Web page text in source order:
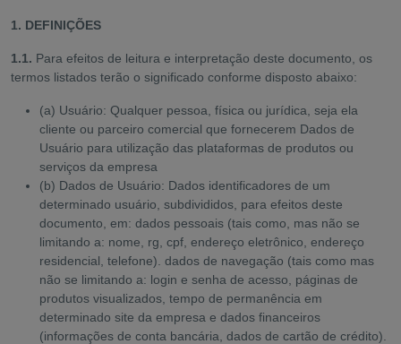
1. DEFINIÇÕES
1.1. Para efeitos de leitura e interpretação deste documento, os
termos listados terão o significado conforme disposto abaixo:
(a) Usuário: Qualquer pessoa, física ou jurídica, seja ela
cliente ou parceiro comercial que fornecerem Dados de
Usuário para utilização das plataformas de produtos ou
serviços da empresa
(b) Dados de Usuário: Dados identificadores de um
determinado usuário, subdivididos, para efeitos deste
documento, em: dados pessoais (tais como, mas não se
limitando a: nome, rg, cpf, endereço eletrônico, endereço
residencial, telefone). dados de navegação (tais como mas
não se limitando a: login e senha de acesso, páginas de
produtos visualizados, tempo de permanência em
determinado site da empresa e dados financeiros
(informações de conta bancária, dados de cartão de crédito).